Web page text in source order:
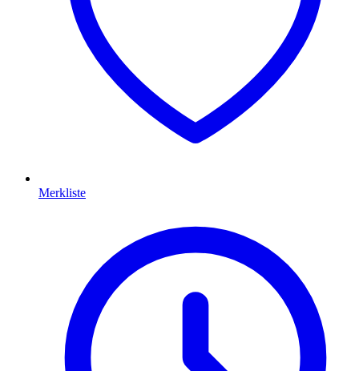
Merkliste